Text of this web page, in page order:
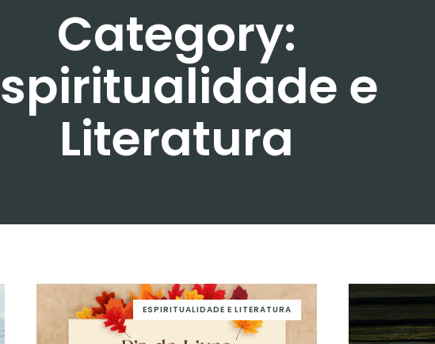
Category:
e
Literatura
ESPIRITUALIDADE E LITERATURA